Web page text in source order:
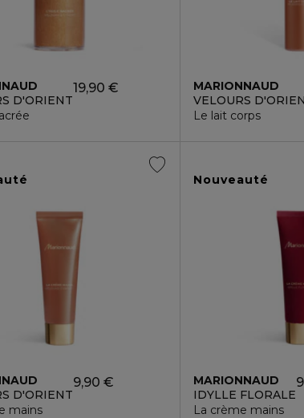
D'ORIENT
19,90 €
MARIONNAUD
VELOURS
Le lait corps
D'ORIENT
mains
9,90 €
Nouveauté
MARIONNAUD
IDYLLE FLORALE
La crème mains